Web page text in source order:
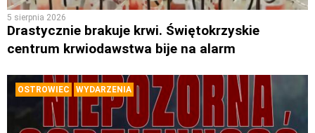
5 sierpnia 2026
Drastycznie brakuje krwi. Świętokrzyskie
centrum krwiodawstwa bije na alarm
OSTROWIEC WYDARZENIA